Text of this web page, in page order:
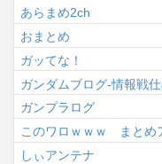
あらまめ2ch
おまとめ
ガッてな！
ガンダムブログ-情報戦
ガンプラログ
このワロｗｗｗ まとめ
しぃアンテナ